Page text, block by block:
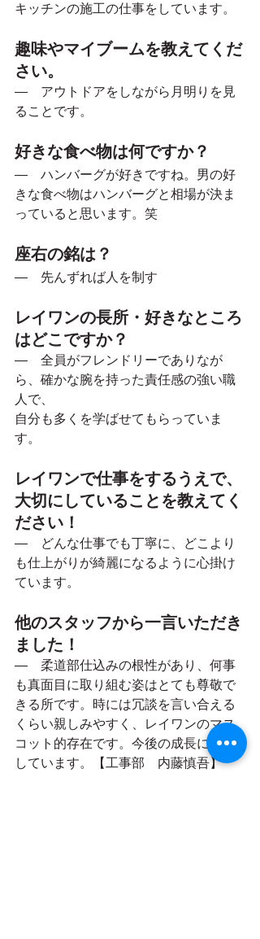
キッチンの施工の仕事をしています。
趣味やマイブームを教えてくだ
さい。
―　アウトドアをしながら月明りを見
ることです。
好きな食べ物は何ですか？
―　ハンバーグが好きですね。男の好
きな食べ物はハンバーグと相場が決ま
っていると思います。笑
座右の銘は？
―　先んずれば人を制す
レイワンの長所・好きなところ
はどこですか？
―　全員がフレンドリーでありなが
ら、確かな腕を持った責任感の強い職
人で、
自分も多くを学ばせてもらっていま
す。
レイワンで仕事をするうえで、
大切にしていることを教えてく
ださい！
―　どんな仕事でも丁寧に、どこより
も仕上がりが綺麗になるように心掛け
ています。
他のスタッフから一言いただき
ました！
―
柔道部仕込みの根性があり、何事
も真面目に取り組む姿はとても尊敬で
きる所です。時には冗談を言い合える
くらい親しみやすく、レイワンのマス
コット的存在です。今後の成長に期待
しています。【工事部　内藤慎吾】